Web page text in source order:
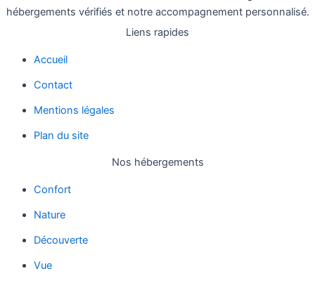
hébergements vérifiés et notre accompagnement personnalisé.
Liens rapides
Accueil
Contact
Mentions légales
Plan du site
Nos hébergements
Confort
Nature
Découverte
Vue